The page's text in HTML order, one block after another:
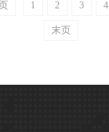
1 2 3 4
末页